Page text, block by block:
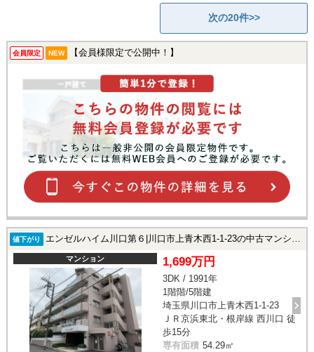
次の20件>>
会員限定 NEW 【会員様限定で公開中！】
値下がり エンゼルハイム川口第６|川口市上青木西1-1-23の中古マンション
マンション 1,699万円
3DK / 1991年
1階階/5階建
埼玉県川口市上青木西1-1-23
ＪＲ京浜東北・根岸線 西川口 徒
歩15分
専有面積 54.29㎡